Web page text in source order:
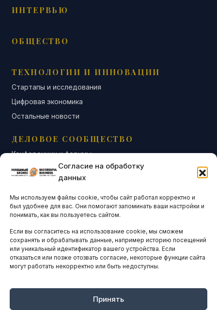
Согласие на обработку
данных
Мы используем файлы cookie, чтобы сайт работал корректно и
был удобнее для вас. Они помогают запоминать ваши настройки и
понимать, как вы пользуетесь сайтом.
Если вы согласитесь на использование cookie, мы сможем
сохранять и обрабатывать данные, например историю посещений
или уникальный идентификатор вашего устройства. Если
отказаться или позже отозвать согласие, некоторые функции сайта
могут работать некорректно или быть недоступны.
Принять
ИНТЕРВЬЮ
ОБЩЕСТВО
ТЕХНОЛОГИИ И ИННОВАЦИИ
Стартапы и исследования
Цифровая экономика
Остальные новости
ДЕЛОВОЕ СООБЩЕСТВО
Конференции и форумы
Бизнес-клубы и ассоциации
Остальные новости
АНАЛИТИКА И СТАТИСТИКА
ARTICLES IN ENGLISH
НАВИГАЦИЯ